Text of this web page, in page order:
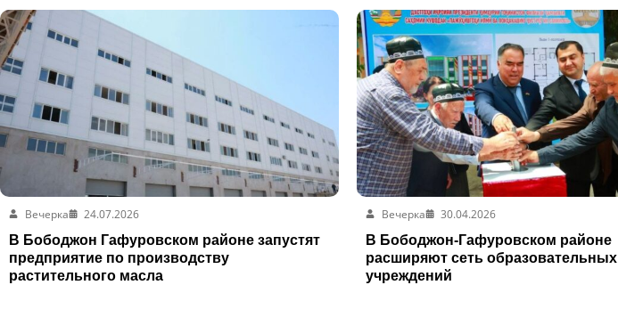
Вечерка
24.07.2026
В Бободжон Гафуровском районе запустят
предприятие по производству
растительного масла
Вечерка
30.04.2026
В Бободжон-Гафуровском районе
расширяют сеть образовательных
учреждений